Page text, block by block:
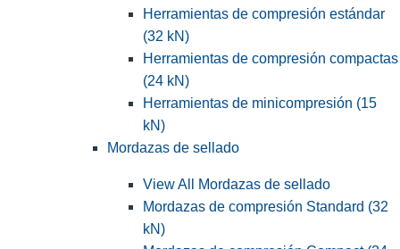
Herramientas de compresión estándar
(32 kN)
Herramientas de compresión compactas
(24 kN)
Herramientas de minicompresión (15
kN)
Mordazas de sellado
View All Mordazas de sellado
Mordazas de compresión Standard (32
kN)